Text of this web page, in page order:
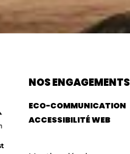
NOS ENGAGEMENTS
ECO-COMMUNICATION
ACCESSIBILITÉ WEB